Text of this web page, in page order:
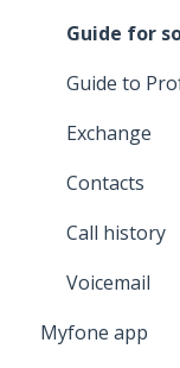
Guide for
Guide to
Exchange
Contacts
Call history
Voicemail
Myfone app